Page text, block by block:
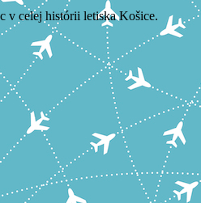
v celej histórii letiska Košice.